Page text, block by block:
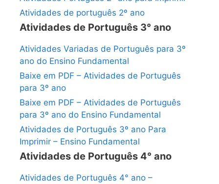
Atividades de português 2º ano
Atividades de Português 3° ano
Atividades Variadas de Português para 3º
ano do Ensino Fundamental
Baixe em PDF – Atividades de Português
para 3º ano
Baixe em PDF – Atividades de Português
para 3º ano do Ensino Fundamental
Atividades de Português 3º ano Para
Imprimir – Ensino Fundamental
Atividades de Português 4° ano
Atividades de Português 4° ano –